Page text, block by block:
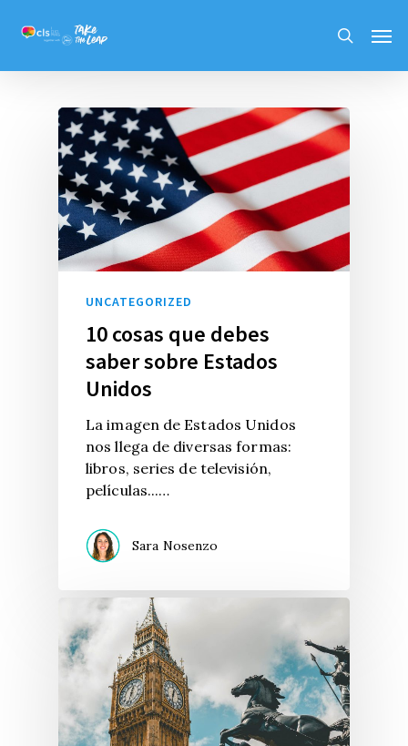
search
UNCATEGORIZED
10 cosas que debes
saber sobre Estados
Unidos
La imagen de Estados Unidos
nos llega de diversas formas:
libros, series de televisión,
películas...…
Sara Nosenzo